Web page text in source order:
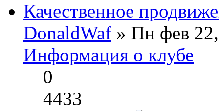
Качественное
DonaldWaf » Пн фев
Информация о клубе
0
4433